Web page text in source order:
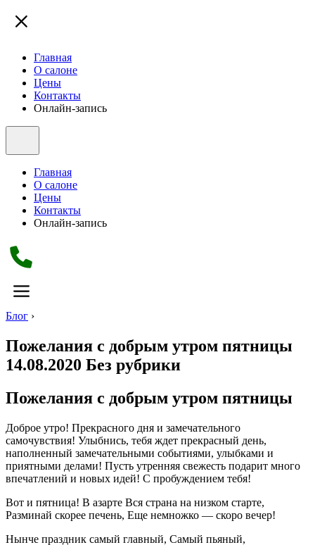
Главная
О салоне
Цены
Контакты
Онлайн-запись
Главная
О салоне
Цены
Контакты
Онлайн-запись
Блог ›
Пожелания с добрым утром пятницы
14.08.2020 Без рубрики
Пожелания с добрым утром пятницы
Доброе утро! Прекрасного дня и замечательного
самочувствия! Улыбнись, тебя ждет прекрасный день,
наполненный замечательными событиями, улыбками и
приятными делами! Пусть утренняя свежесть подарит много
впечатлений и новых идей! С пробуждением тебя!
Вот и пятница! В азарте Вся страна на низком старте,
Разминай скорее печень, Еще немножко — скоро вечер!
Нынче праздник самый главный, Самый пьяный,